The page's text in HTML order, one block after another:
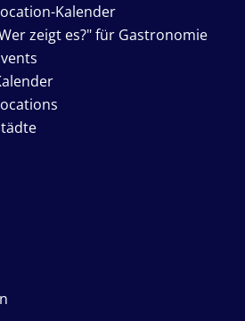
Kalender
zeigt es?" für Gastronomie